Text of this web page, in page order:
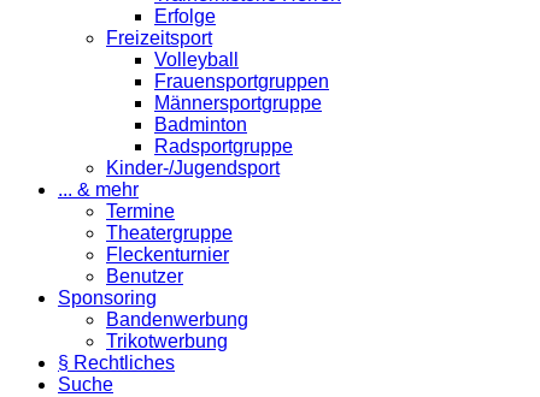
Erfolge
Freizeitsport
Volleyball
Frauensportgruppen
Männersportgruppe
Badminton
Radsportgruppe
Kinder-/Jugendsport
... & mehr
Termine
Theatergruppe
Fleckenturnier
Benutzer
Sponsoring
Bandenwerbung
Trikotwerbung
§ Rechtliches
Suche